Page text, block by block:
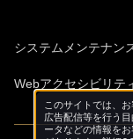
システムメンテナン
Webアクセシビリテ
このサイトでは、
広告配信等を行う
ータなどの情報を